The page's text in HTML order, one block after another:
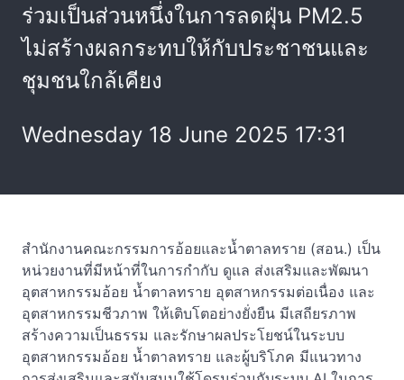
ร่วมเป็นส่วนหนึ่งในการลดฝุ่น PM2.5
ไม่สร้างผลกระทบให้กับประชาชนและ
ชุมชนใกล้เคียง
Wednesday 18 June 2025 17:31
สำนักงานคณะกรรมการอ้อยและน้ำตาลทราย (สอน.) เป็น
หน่วยงานที่มีหน้าที่ในการกำกับ ดูแล ส่งเสริมและพัฒนา
อุตสาหกรรมอ้อย น้ำตาลทราย อุตสาหกรรมต่อเนื่อง และ
อุตสาหกรรมชีวภาพ ให้เติบโตอย่างยั่งยืน มีเสถียรภาพ
สร้างความเป็นธรรม และรักษาผลประโยชน์ในระบบ
อุตสาหกรรมอ้อย น้ำตาลทราย และผู้บริโภค มีแนวทาง